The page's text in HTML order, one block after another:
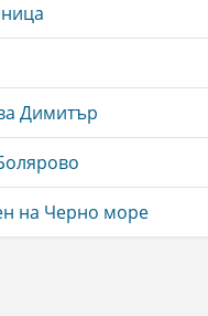
Димитър
на Черно море